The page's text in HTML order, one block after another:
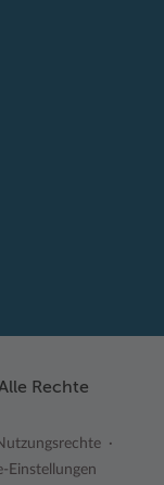
Rechte
Einstellungen